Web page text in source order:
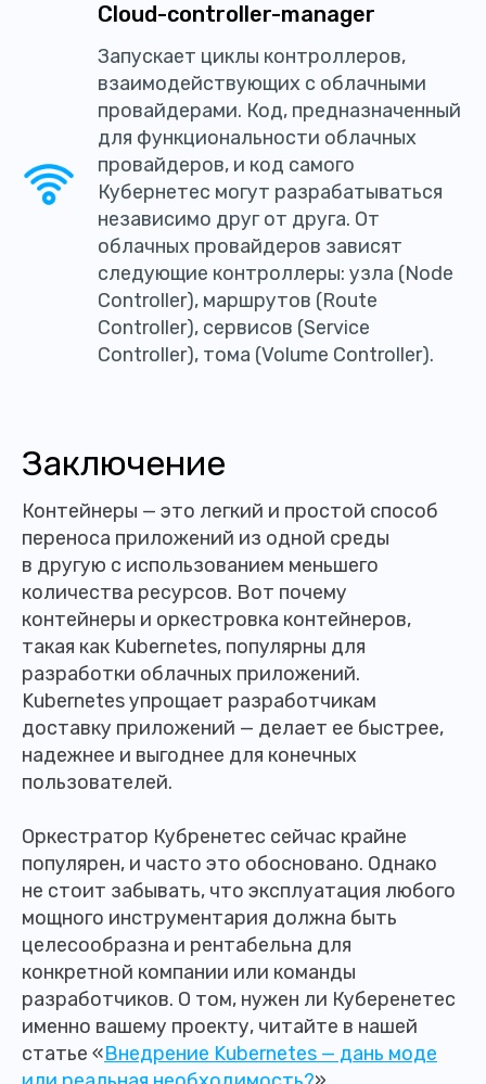
Cloud-controller-manager
Запускает циклы контроллеров,
взаимодействующих с облачными
провайдерами. Код, предназначенный
для функциональности облачных
провайдеров, и код самого
Кубернетес могут разрабатываться
независимо друг от друга. От
облачных провайдеров зависят
следующие контроллеры: узла (Node
Controller), маршрутов (Route
Controller), сервисов (Service
Controller), тома (Volume Controller).
Заключение
Контейнеры — это легкий и простой способ
переноса приложений из одной среды
в другую с использованием меньшего
количества ресурсов. Вот почему
контейнеры и оркестровка контейнеров,
такая как Kubernetes, популярны для
разработки облачных приложений.
Kubernetes упрощает разработчикам
доставку приложений — делает ее быстрее,
надежнее и выгоднее для конечных
пользователей.
Оркестратор Кубренетес сейчас крайне
популярен, и часто это обосновано. Однако
не стоит забывать, что эксплуатация любого
мощного инструментария должна быть
целесообразна и рентабельна для
конкретной компании или команды
разработчиков. О том, нужен ли Куберенетес
именно вашему проекту, читайте в нашей
статье «Внедрение Kubernetes — дань моде